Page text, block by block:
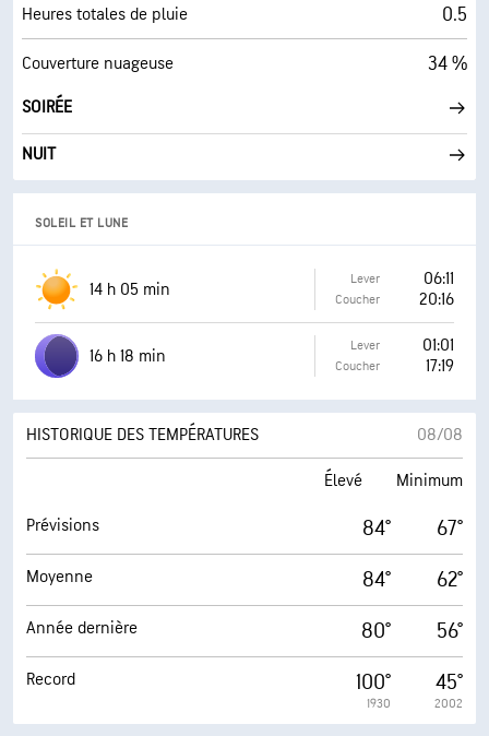
Heures totales de pluie 0.5
Couverture nuageuse 34 %
SOIRÉE
NUIT
SOLEIL ET LUNE
14 h 05 min Lever 06:11
Coucher 20:16
16 h 18 min Lever 01:01
Coucher 17:19
HISTORIQUE DES TEMPÉRATURES 08/08
Élevé Minimum
Prévisions 84° 67°
Moyenne 84° 62°
Année dernière 80° 56°
Record 100°
1930
45°
2002